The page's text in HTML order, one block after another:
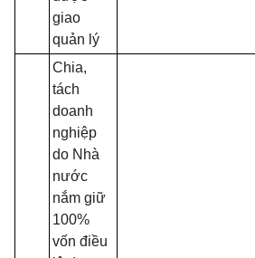
giao
quản lý
Chia,
tách
doanh
nghiệp
do Nhà
nước
nắm giữ
100%
vốn điều